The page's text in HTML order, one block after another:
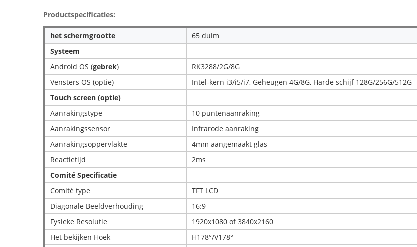
Productspecificaties:
het schermgrootte
65 duim
Systeem
Android OS (gebrek)
RK3288/2G/8G
Vensters OS (optie)
Intel-kern i3/i5/i7, Geheugen 4G/8G, Harde schijf 128G/256G/512G
Touch screen (optie)
Aanrakingstype
10 puntenaanraking
Aanrakingssensor
Infrarode aanraking
Aanrakingsoppervlakte
4mm aangemaakt glas
Reactietijd
2ms
Comité Specificatie
Comité type
TFT LCD
Diagonale Beeldverhouding
16:9
Fysieke Resolutie
1920x1080 of 3840x2160
Het bekijken Hoek
H178°/V178°